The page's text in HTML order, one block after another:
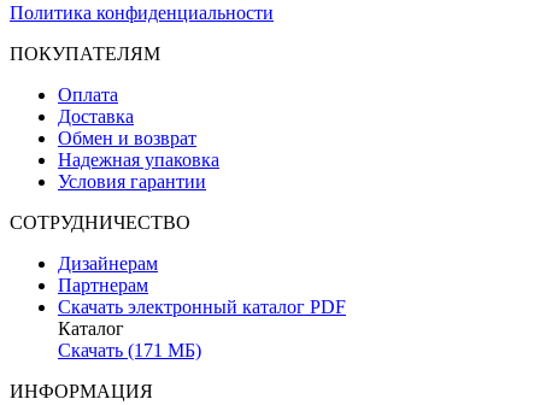
Политика конфиденциальности
ПОКУПАТЕЛЯМ
Оплата
Доставка
Обмен и возврат
Надежная упаковка
Условия гарантии
СОТРУДНИЧЕСТВО
Дизайнерам
Партнерам
Скачать электронный каталог PDF
Каталог
Скачать (171 МБ)
ИНФОРМАЦИЯ